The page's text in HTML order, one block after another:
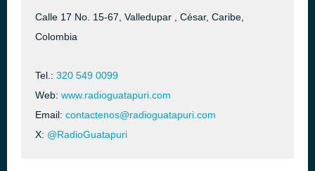
Calle 17 No. 15-67, Valledupar , César, Caribe,
Colombia
Tel.: 320 549 0099
Web: www.radioguatapuri.com
Email: contactenos@radioguatapuri.com
X: @RadioGuatapuri